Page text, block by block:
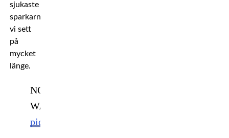
sjukaste
sparkarna
vi sett
på
mycket
länge.
NO
WAAAAY!
pic.twitter.com/hIkCEzmZtC